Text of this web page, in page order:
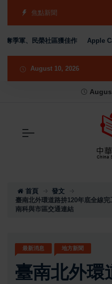
焦點新聞
軍、民榮社區獲佳作 Apple
August 10, 2026
首頁
發文
臺南北外環道路拚120年底全線
南科與市區交通連結
最新消息 地方新聞
臺南北外環